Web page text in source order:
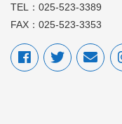
TEL：025-523-3389
FAX：025-523-3353